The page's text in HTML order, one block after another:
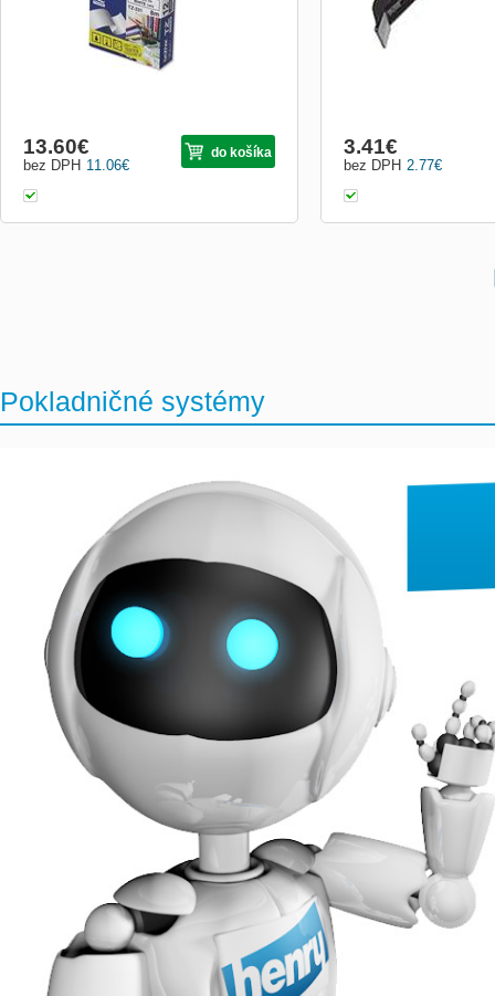
11.06€
bez DPH
13.60€ do košíka
2.77€
bez DPH
3.41€
Pokladničné systémy